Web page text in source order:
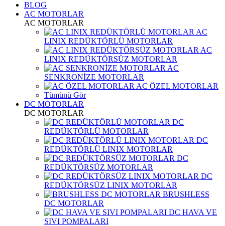
BLOG
AC MOTORLAR
AC MOTORLAR
AC
LINIX REDÜKTÖRLÜ MOTORLAR
AC
LINIX REDÜKTÖRSÜZ MOTORLAR
AC
SENKRONİZE MOTORLAR
AC ÖZEL MOTORLAR
Tümünü Gör
DC MOTORLAR
DC MOTORLAR
DC
REDÜKTÖRLÜ MOTORLAR
DC
REDÜKTÖRLÜ LINIX MOTORLAR
DC
REDÜKTÖRSÜZ MOTORLAR
DC
REDÜKTÖRSÜZ LINIX MOTORLAR
BRUSHLESS
DC MOTORLAR
DC HAVA VE
SIVI POMPALARI